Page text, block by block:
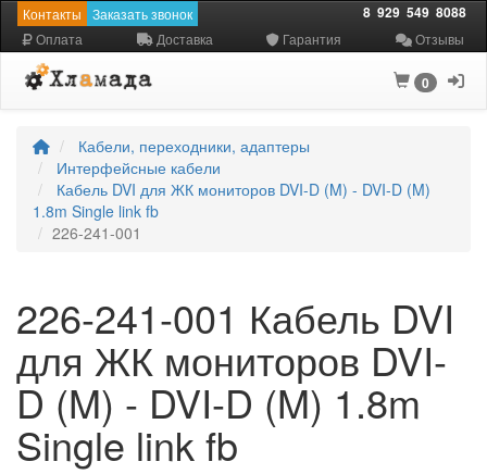
Контакты Заказать звонок 8 929 549 8088
Оплата Доставка Гарантия Отзывы
0
Кабели, переходники, адаптеры
Интерфейсные кабели
Кабель DVI для ЖК мониторов DVI-D (M) - DVI-D (M)
1.8m Single link fb
226-241-001
226-241-001 Кабель DVI
для ЖК мониторов DVI-
D (M) - DVI-D (M) 1.8m
Single link fb